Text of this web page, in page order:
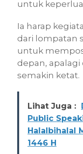
untuk
Ia harap
dari lompatan
untuk
depan,
semakin ketat.
Lihat Juga :
Public
Halalbihalal
1446 H